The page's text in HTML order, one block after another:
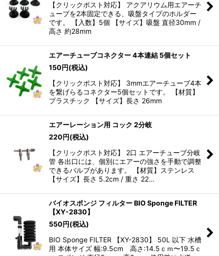
【クリックポスト対応】 アクアリウム用エアーチ
ューブを2本固定できる、吸盤タイプのホルダー
です。 【入数】5個 【サイズ】吸盤 直径30mm /
高さ 約28mm
エアーチューブコネクター 4本連結 5個セット
150円(税込)
【クリックポスト対応】 3mmエアーチューブ4本
を繋げらるコネクター5個セットです。 【材質】
プラスチック 【サイズ】長さ 26mm
エアーレーション用 コック 2分岐
220円(税込)
【クリックポスト対応】 2口 エアーチューブ分岐
管 各出口には、個別にエアーの強さを手動で調整
できるバルブがあります。 【材質】ステンレス
【サイズ】長さ 5.2cm / 重さ 22…
バイオスポンジ フィルター BIO Sponge FILTER
【XY-2830】
550円(税込)
BIO Sponge FILTER 【XY-2830】 50L 以下 水槽
用 本体サイズ 幅:9.5cm 高さ:14.5ｃｍ〜19.5ｃ